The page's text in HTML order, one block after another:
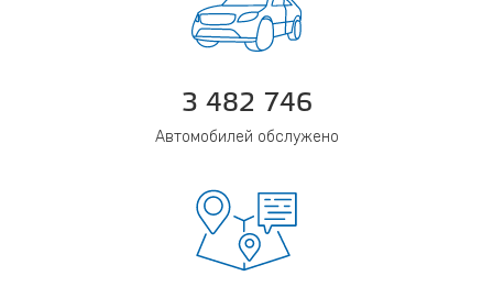
3 482 746
Автомобилей обслужено